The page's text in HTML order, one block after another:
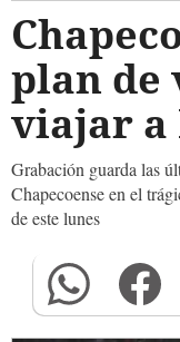
plan de
viajar a
Grabación guarda las
Chapecoense en el
de este lunes